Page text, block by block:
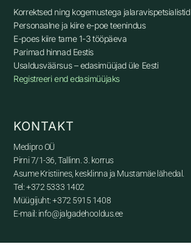
Korrektsed ning kogemustega jalaravispetsialistid
Personaalne ja kiire e-poe teenindus
E-poes kiire tarne 1-3 tööpäeva
Parimad hinnad Eestis
Usaldusväärsus – edasimüüjad üle Eesti
Registreeri end edasimüüjaks
KONTAKT
Medipro OÜ
Pirni 7/1-36, Tallinn. 3. korrus
Asume Kristiines, kesklinna ja Mustamäe lähedal.
Tel: +372 5333 1402
Müügijuht: +372 5915 1408
E-mail: info@jalgadehooldus.ee